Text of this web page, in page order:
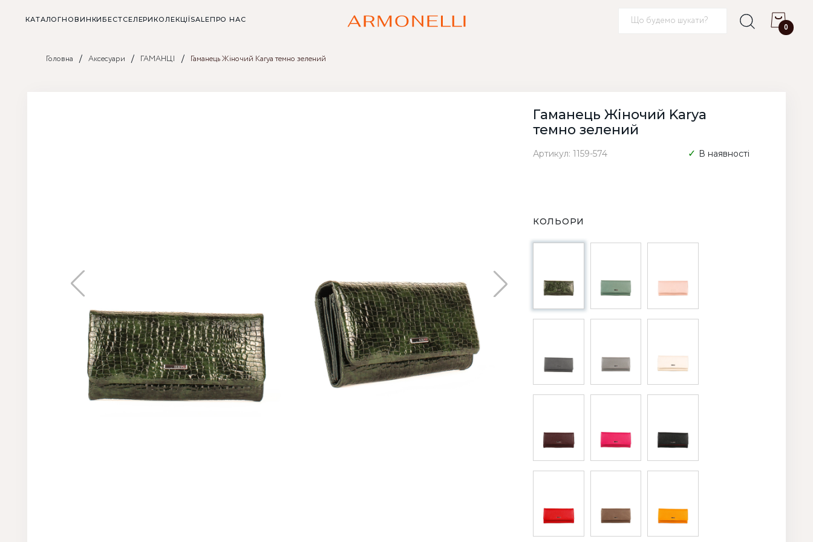
КАТАЛОГНОВИНКИБЕСТСЕЛЕРИКОЛЕКЦІЇ SALEПРО НАС
0
Головна / Аксесуари / ГАМАНЦІ / Гаманець Жіночий Karya темно зелений
Гаманець Жіночий Karya
темно зелений
Артикул: 1159-574 В наявності
КОЛЬОРИ